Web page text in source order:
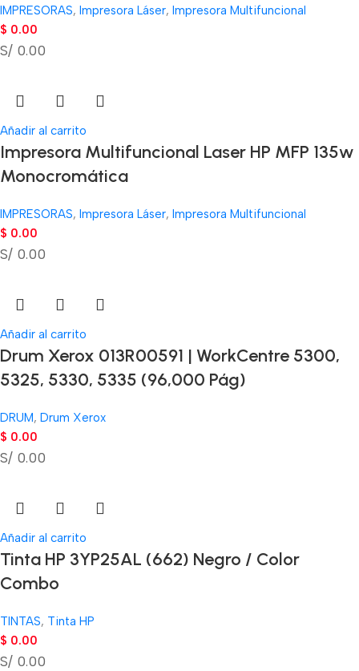
IMPRESORAS, Impresora Láser, Impresora Multifuncional
$ 0.00
S/ 0.00
Añadir al carrito
Impresora Multifuncional Laser HP MFP 135w
Monocromática
IMPRESORAS, Impresora Láser, Impresora Multifuncional
$ 0.00
S/ 0.00
Añadir al carrito
Drum Xerox 013R00591 | WorkCentre 5300,
5325, 5330, 5335 (96,000 Pág)
DRUM, Drum Xerox
$ 0.00
S/ 0.00
Añadir al carrito
Tinta HP 3YP25AL (662) Negro / Color
Combo
TINTAS, Tinta HP
$ 0.00
S/ 0.00